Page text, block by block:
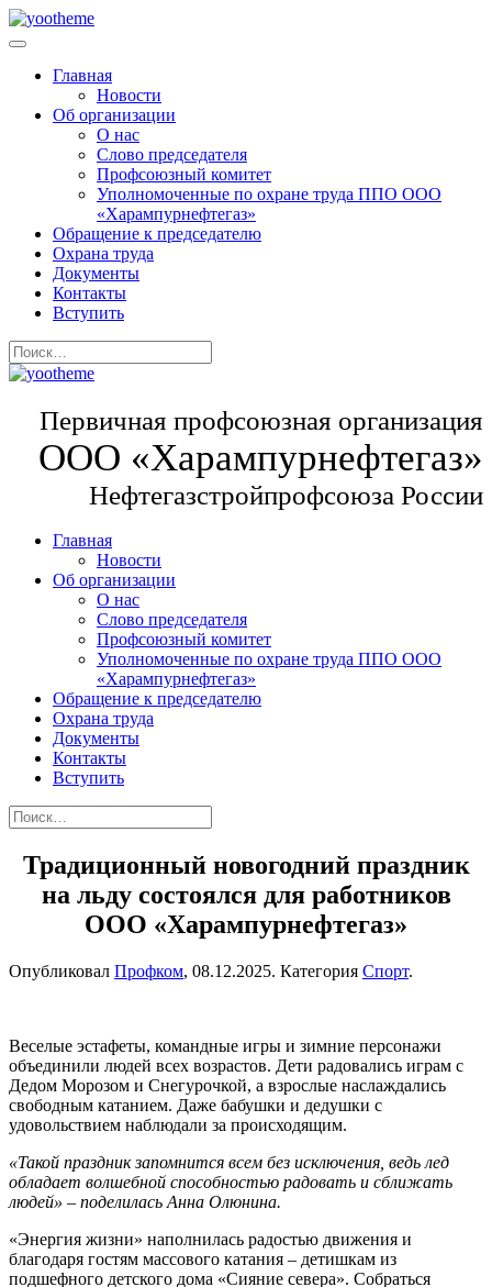
Главная
Новости
Об организации
О нас
Слово председателя
Профсоюзный комитет
Уполномоченные по охране труда ППО ООО
«Харампурнефтегаз»
Обращение к председателю
Охрана труда
Документы
Контакты
Вступить
Первичная профсоюзная организация
ООО «Харампурнефтегаз»
Нефтегазстройпрофсоюза России
Главная
Новости
Об организации
О нас
Слово председателя
Профсоюзный комитет
Уполномоченные по охране труда ППО ООО
«Харампурнефтегаз»
Обращение к председателю
Охрана труда
Документы
Контакты
Вступить
Традиционный новогодний праздник
на льду состоялся для работников
ООО «Харампурнефтегаз»
Опубликовал Профком, 08.12.2025. Категория Спорт.
Веселые эстафеты, командные игры и зимние персонажи
объединили людей всех возрастов. Дети радовались играм с
Дедом Морозом и Снегурочкой, а взрослые наслаждались
свободным катанием. Даже бабушки и дедушки с
удовольствием наблюдали за происходящим.
«Такой праздник запомнится всем без исключения, ведь лед
обладает волшебной способностью радовать и сближать
людей» – поделилась Анна Олюнина.
«Энергия жизни» наполнилась радостью движения и
благодаря гостям массового катания – детишкам из
подшефного детского дома «Сияние севера». Собраться